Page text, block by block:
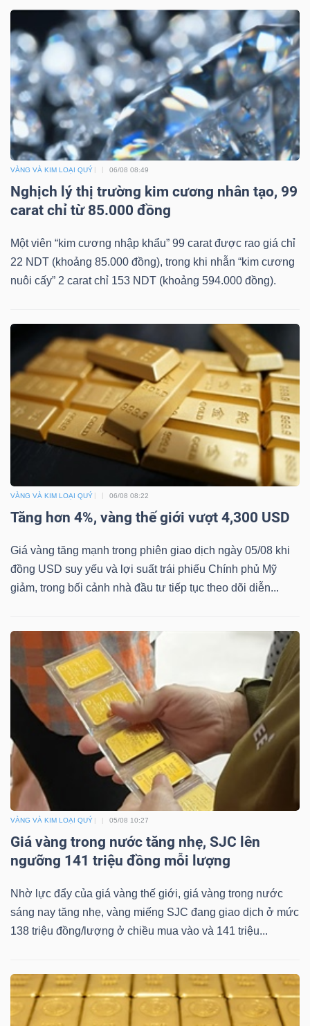
VÀNG VÀ KIM LOẠI QUÝ 06/08 08:49
Nghịch lý thị trường kim cương nhân tạo, 99
carat chỉ từ 85.000 đồng
Một viên “kim cương nhập khẩu” 99 carat được rao giá chỉ
22 NDT (khoảng 85.000 đồng), trong khi nhẫn “kim cương
nuôi cấy” 2 carat chỉ 153 NDT (khoảng 594.000 đồng).
VÀNG VÀ KIM LOẠI QUÝ 06/08 08:22
Tăng hơn 4%, vàng thế giới vượt 4,300 USD
Giá vàng tăng mạnh trong phiên giao dịch ngày 05/08 khi
đồng USD suy yếu và lợi suất trái phiếu Chính phủ Mỹ
giảm, trong bối cảnh nhà đầu tư tiếp tục theo dõi diễn...
VÀNG VÀ KIM LOẠI QUÝ 05/08 10:27
Giá vàng trong nước tăng nhẹ, SJC lên
ngưỡng 141 triệu đồng mỗi lượng
Nhờ lực đẩy của giá vàng thế giới, giá vàng trong nước
sáng nay tăng nhẹ, vàng miếng SJC đang giao dịch ở mức
138 triệu đồng/lượng ở chiều mua vào và 141 triệu...
Mã
chứng
khoán
(-)
Tất cả Cổ phiếu Chỉ số Chứng chỉ quỹ
Lãnh
đạo
Người nội bộ Cổ đông lớn
(-)
Bài
viết
của
tác
Báo
phân
tích
(-)
Dịch
vụ
(-)
Đào
tạo
Sách